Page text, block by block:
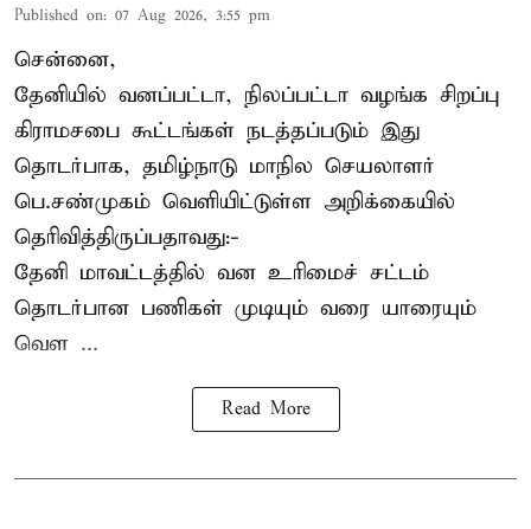
Published on: 07 Aug 2026, 3:55 pm
சென்னை,
தேனியில் வனப்பட்டா, நிலப்பட்டா வழங்க சிறப்பு
கிராமசபை கூட்டங்கள் நடத்தப்படும் இது
தொடர்பாக, தமிழ்நாடு மாநில செயலாளர்
பெ.சண்முகம் வெளியிட்டுள்ள அறிக்கையில்
தெரிவித்திருப்பதாவது:-
தேனி மாவட்டத்தில் வன உரிமைச் சட்டம்
தொடர்பான பணிகள் முடியும் வரை யாரையும்
வெள ...
Read More